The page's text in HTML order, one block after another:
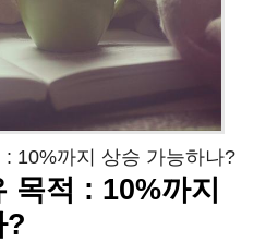
10%까지 상승 가능하나?
목적 : 10%까지
?